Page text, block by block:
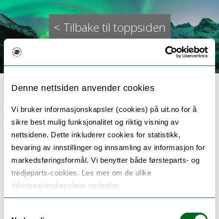
Denne nettsiden anvender cookies
Vi bruker informasjonskapsler (cookies) på uit.no for å
sikre best mulig funksjonalitet og riktig visning av
nettsidene. Dette inkluderer cookies for statistikk,
bevaring av innstillinger og innsamling av informasjon for
markedsføringsformål. Vi benytter både førsteparts- og
tredjeparts-cookies. Les mer om de ulike
informasjonskapslene nedenfor.
< Tilbake til toppsiden
Demokratisk beredskap mot
rasisme og antisemittisme
(DEMBRRA)